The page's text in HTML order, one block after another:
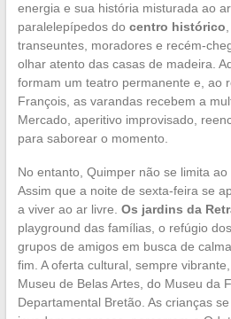
energia e sua história misturada ao
paralelepípedos do centro histórico
transeuntes, moradores e recém-
olhar atento das casas de madeira.
formam um teatro permanente e, ao
François, as varandas recebem a
Mercado, aperitivo improvisado,
para saborear o momento.
No entanto, Quimper não se limita
Assim que a noite de sexta-feira se
a viver ao ar livre. Os jardins da
playground das famílias, o refúgio
grupos de amigos em busca de
fim. A oferta cultural, sempre
Museu de Belas Artes, do Museu da
Departamental Bretão. As crianças